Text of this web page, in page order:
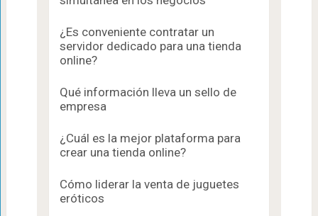
¿Es conveniente contratar un
servidor dedicado para una tienda
online?
Qué información lleva un sello de
empresa
¿Cuál es la mejor plataforma para
crear una tienda online?
Cómo liderar la venta de juguetes
eróticos